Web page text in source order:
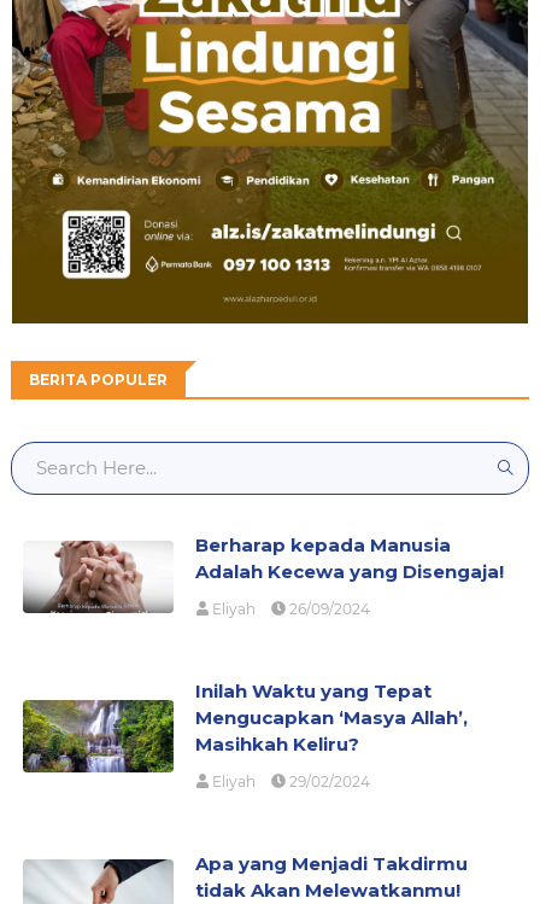
BERITA POPULER
Berharap kepada Manusia
Adalah Kecewa yang Disengaja!
Eliyah 26/09/2024
Inilah Waktu yang Tepat
Mengucapkan ‘Masya Allah’,
Masihkah Keliru?
Eliyah 29/02/2024
Apa yang Menjadi Takdirmu
tidak Akan Melewatkanmu!